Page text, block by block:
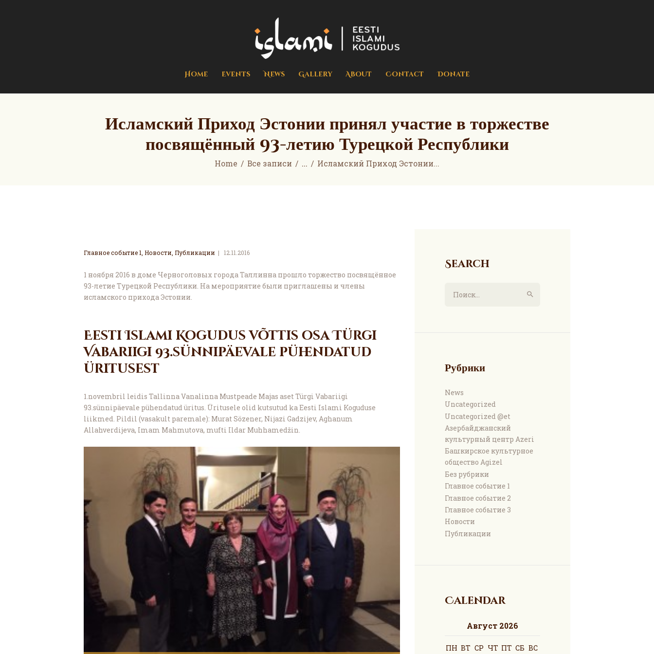
Home Events News Gallery About Contact Donate
Исламский Приход Эстонии принял участие в торжестве
посвящённый 93-летию Турецкой Республики
Home Все записи ... Исламский Приход Эстонии...
islami.ee
Eesti Islami Kogudus
Events
News
Gallery
About
Contact
Donate
Главное событие 1, Новости, Публикации 12.11.2016
1 ноября 2016 в доме Черноголовых города Таллинна прошло торжество посвящённое
93-летие Турецкой Республики. На мероприятие были приглашены и члены
исламского прихода Эстонии.
Eesti Islami Kogudus võttis osa Türgi
Vabariigi 93.sünnipäevale pühendatud
üritusest
1.novembril leidis Tallinna Vanalinna Mustpeade Majas aset Türgi Vabariigi
93.sünnipäevale pühendatud üritus. Üritusele olid kutsutud ka Eesti Islami Koguduse
liikmed. Pildil (vasakult paremale): Murat Sözener, Nijazi Gadzijev, Aghanum
Allahverdijeva, Imam Mahmutova, mufti Ildar Muhhamedžin.
Search
Рубрики
News
Uncategorized
Uncategorized @et
Азербайджанский
культурный центр Azeri
Башкирское культурное
общество Agizel
Без рубрики
Главное событие 1
Главное событие 2
Главное событие 3
Новости
Публикации
Calendar
Август 2026
ПН ВТ СР ЧТ ПТ СБ ВС